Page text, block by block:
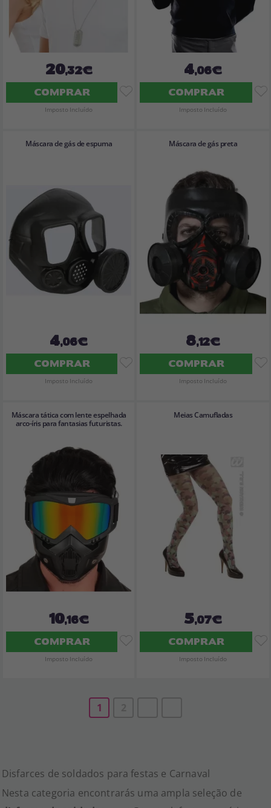
20,32€
COMPRAR
Imposto Incluído
4,06€
COMPRAR
Imposto Incluído
Máscara de gás de espuma
4,06€
COMPRAR
Imposto Incluído
Máscara de gás preta
8,12€
COMPRAR
Imposto Incluído
Máscara tática com lente espelhada
arco-íris para fantasias futuristas.
10,16€
COMPRAR
Imposto Incluído
Meias Camufladas
5,07€
COMPRAR
Imposto Incluído
1
Disfarces de soldados para festas e Carnaval
Nesta categoria encontrarás uma ampla seleção de